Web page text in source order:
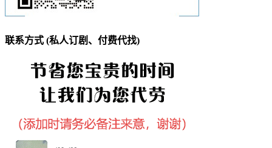
联系方式 (私人订剧、付费代找)